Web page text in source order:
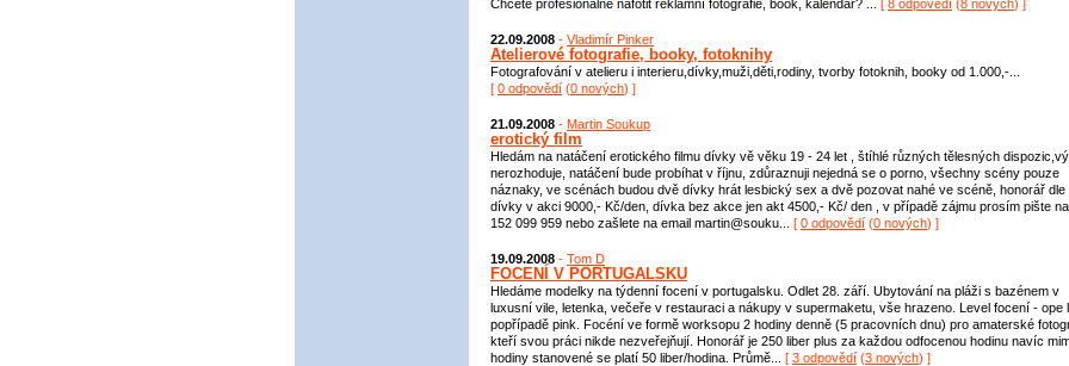
Chcete profesionálně nafotit reklamní fotografie, book, kalendář? ... [ 8 odpovědí (8 nových) ]
22.09.2008 - Vladimír Pinker
Atelierové fotografie, booky, fotoknihy
Fotografování v atelieru i interieru,dívky,muži,děti,rodiny, tvorby fotoknih, booky od 1.000,-...
[ 0 odpovědí (0 nových) ]
21.09.2008 - Martin Soukup
erotický film
Hledám na natáčení erotického filmu dívky vě věku 19 - 24 let , štíhlé různých tělesných
nerozhoduje, natáčení bude probíhat v říjnu, zdůraznuji nejedná se o porno, všechny scény pouze
náznaky, ve scénách budou dvě dívky hrát lesbický sex a dvě pozovat nahé ve scéně, honorář dle
dívky v akci 9000,- Kč/den, dívka bez akce jen akt 4500,- Kč/ den , v případě zájmu prosím pište
152 099 959 nebo zašlete na email martin@souku... [ 0 odpovědí (0 nových) ]
19.09.2008 - Tom D
FOCENÍ V PORTUGALSKU
Hledáme modelky na týdenní focení v portugalsku. Odlet 28. září. Ubytování na pláži s bazénem v
luxusní vile, letenka, večeře v restauraci a nákupy v supermaketu, vše hrazeno. Level focení - ope
popřípadě pink. Focéní ve formě worksopu 2 hodiny denně (5 pracovních dnu) pro amaterské
kteří svou práci nikde nezveřejňují. Honorář je 250 liber plus za každou odfocenou hodinu navíc
hodiny stanovené se platí 50 liber/hodina. Průmě... [ 3 odpovědí (3 nových) ]